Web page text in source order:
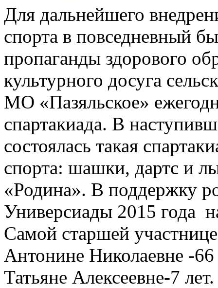
Для дальнейшего
спорта в повседневный
пропаганды здорового
культурного досуга
МО «Пазяльское»
спартакиада. В
состоялась такая
спорта: шашки, дартс и
«Родина». В поддержку
Универсиады 2015 года
Самой старшей
Антонине Николаевне -
Татьяне Алексеевне-7 лет.